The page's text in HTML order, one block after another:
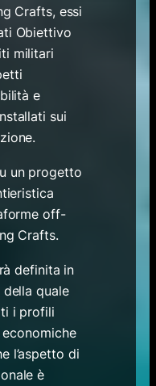
Crafts, essi
Obiettivo
militari
e
sui
un progetto
off-
Crafts.
definita in
quale
i profili
l’aspetto di
è